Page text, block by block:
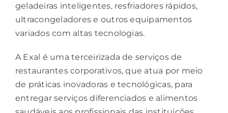
geladeiras inteligentes, resfriadores rápidos,
ultracongeladores e outros equipamentos
variados com altas tecnologias.
A Exal é uma terceirizada de serviços de
restaurantes corporativos, que atua por meio
de práticas inovadoras e tecnológicas, para
entregar serviços diferenciados e alimentos